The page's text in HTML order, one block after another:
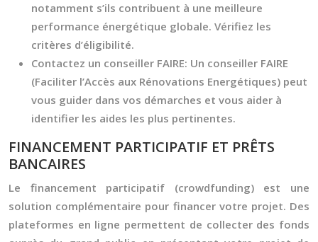
notamment s’ils contribuent à une meilleure
performance énergétique globale. Vérifiez les
critères d’éligibilité.
Contactez un conseiller FAIRE: Un conseiller FAIRE
(Faciliter l’Accès aux Rénovations Energétiques) peut
vous guider dans vos démarches et vous aider à
identifier les aides les plus pertinentes.
FINANCEMENT PARTICIPATIF ET PRÊTS
BANCAIRES
Le financement participatif (crowdfunding) est une
solution complémentaire pour financer votre projet. Des
plateformes en ligne permettent de collecter des fonds